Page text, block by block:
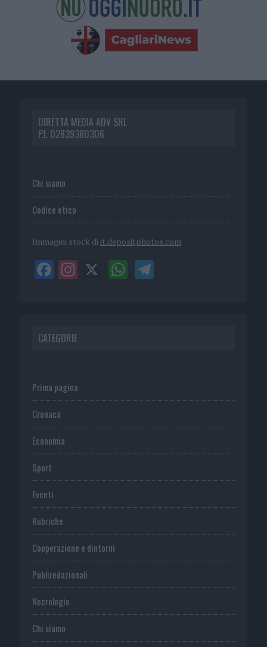
DIRETTA MEDIA ADV SRL
P.I. 02839380306
Chi siamo
Codice etico
Immagini stock di it.depositphotos.com
CATEGORIE
Prima pagina
Cronaca
Economia
Sport
Eventi
Rubriche
Cooperazione e dintorni
Publiredazionali
Necrologie
Chi siamo